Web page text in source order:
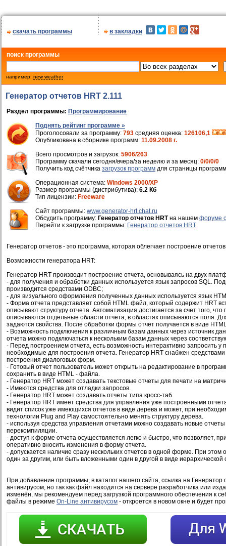
скачать программы в закладки
поиск программы
например: new weather
Генератор отчетов HRT 2.111
Раздел программы: Программирование
Поднять рейтинг программе »
Проголосовали за программу: 793 средняя оценка: 126106,1
Опубликована в сборнике программ: 11.09.2008 г.
Всего просмотров и загрузок: 5906/263
Программу скачали сегодня/вчера/за неделю и за месяц: 0/0/0/0
Получить код счётчика загрузок программ для страницы
Операционная система: Windows 2000/XP
Размер программы (дистрибутива): 6.2 Кб
Тип лицензии: Freeware
Cайт программы: www.generator-hrt.chat.ru
Обсудить программу: Генератор отчетов HRTна нашем форуме
Перейти к загрузке программы: Генератор отчетов HRT
Генератор отчетов - это программа, которая облегчает построение
Возможности генератора HRT:
Генератор HRT производит построение отчета, основываясь на двух
- для получения и обработки данных используется язык запросов SQL.
производится средствами ODBC;
- для визуального оформления полученных данных используется язык
- Форма отчета представляет собой HTML файл, который содержит HRT
описывают структуру отчета. Автоматизация достигается за счет того,
описываются отдельные области отчета, в областях описываются поля.
задаются свойства. После обработки формы отчет получается в виде
- Возможность подключения к различным базам данных через источник
отчета можно подключаться к нескольким базам данных через
- Перед построением отчета, есть возможность интерактивно запросить у
необходимые для построения отчета. Генератор HRT снабжен средствами
построения диалоговых форм.
- Готовый отчет пользователь может открыть на редактирование в
сохранить в виде HTML - файла.
- Генератор HRT может создавать текстовые отчеты для печати на
- Имеются средства для отладки запросов.
- Генератор HRT может создавать отчеты типа кросс-таб.
- Генератор HRT имеет средства для управления уже построенными
видит список уже имеющихся отчетов в виде дерева и может, при
технологии Plug and Play самостоятельно менять структуру дерева.
- используя средства управления отчетами можно создавать новые отчеты
перекомпиляции.
- доступ к форме отчета осуществляется легко и быстро, что позволяет,
оперативно вносить изменения в форму отчета.
- допускается наличие сразу нескольких отчетов в одной форме. При этом
один за другим, или быть вложенными один в другой в виде иерархической
При добавление программы, в каталог нашего сайта, ссылка на Генератор
антивирусом, но так как файл находится на сервере разработчика или
изменён, мы рекомендуем перед загрузкой программного обеспечения к
файлы в режиме On-Line антивирусом - откроется в новом окне и будет